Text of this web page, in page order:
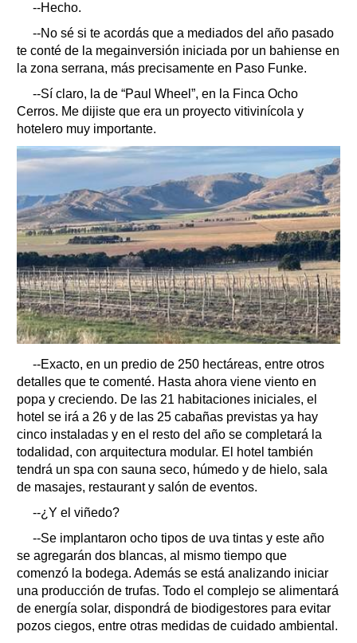
--Hecho.
--No sé si te acordás que a mediados del año pasado
te conté de la megainversión iniciada por un bahiense en
la zona serrana, más precisamente en Paso Funke.
--Sí claro, la de “Paul Wheel”, en la Finca Ocho
Cerros. Me dijiste que era un proyecto vitivinícola y
hotelero muy importante.
--Exacto, en un predio de 250 hectáreas, entre otros
detalles que te comenté. Hasta ahora viene viento en
popa y creciendo. De las 21 habitaciones iniciales, el
hotel se irá a 26 y de las 25 cabañas previstas ya hay
cinco instaladas y en el resto del año se completará la
todalidad, con arquitectura modular. El hotel también
tendrá un spa con sauna seco, húmedo y de hielo, sala
de masajes, restaurant y salón de eventos.
--¿Y el viñedo?
--Se implantaron ocho tipos de uva tintas y este año
se agregarán dos blancas, al mismo tiempo que
comenzó la bodega. Además se está analizando iniciar
una producción de trufas. Todo el complejo se alimentará
de energía solar, dispondrá de biodigestores para evitar
pozos ciegos, entre otras medidas de cuidado ambiental.